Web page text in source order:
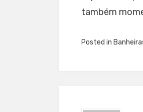
também
Posted in